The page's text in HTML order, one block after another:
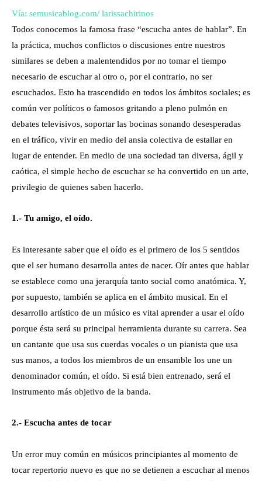
Vía: semusicablog.com/ larissachirinos
Todos conocemos la famosa frase “escucha antes de hablar”. En
la práctica, muchos conflictos o discusiones entre nuestros
similares se deben a malentendidos por no tomar el tiempo
necesario de escuchar al otro o, por el contrario, no ser
escuchados. Esto ha trascendido en todos los ámbitos sociales; es
común ver políticos o famosos gritando a pleno pulmón en
debates televisivos, soportar las bocinas sonando desesperadas
en el tráfico, vivir en medio del ansia colectiva de estallar en
lugar de entender. En medio de una sociedad tan diversa, ágil y
caótica, el simple hecho de escuchar se ha convertido en un arte,
privilegio de quienes saben hacerlo.
1.- Tu amigo, el oído.
Es interesante saber que el oído es el primero de los 5 sentidos
que el ser humano desarrolla antes de nacer. Oír antes que hablar
se establece como una jerarquía tanto social como anatómica. Y,
por supuesto, también se aplica en el ámbito musical. En el
desarrollo artístico de un músico es vital aprender a usar el oído
porque ésta será su principal herramienta durante su carrera. Sea
un cantante que usa sus cuerdas vocales o un pianista que usa
sus manos, a todos los miembros de un ensamble los une un
denominador común, el oído. Si está bien entrenado, será el
instrumento más objetivo de la banda.
2.- Escucha antes de tocar
Un error muy común en músicos principiantes al momento de
tocar repertorio nuevo es que no se detienen a escuchar al menos